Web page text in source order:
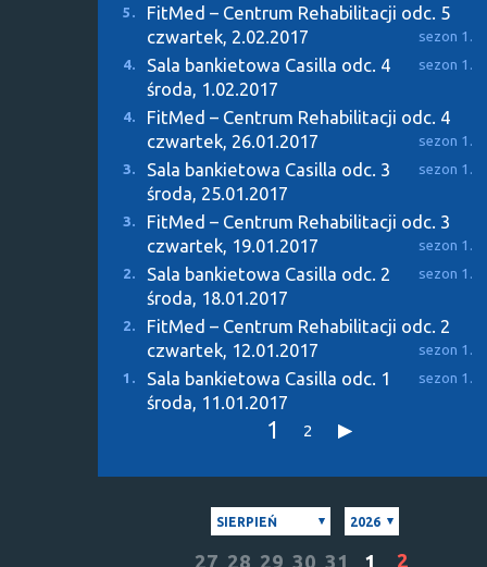
5. FitMed – Centrum Rehabilitacji odc. 5
sezon 1.
czwartek, 2.02.2017
4. Sala bankietowa Casilla odc. 4 sezon 1.
środa, 1.02.2017
4. FitMed – Centrum Rehabilitacji odc. 4
sezon 1.
czwartek, 26.01.2017
3. Sala bankietowa Casilla odc. 3 sezon 1.
środa, 25.01.2017
3. FitMed – Centrum Rehabilitacji odc. 3
sezon 1.
czwartek, 19.01.2017
2. Sala bankietowa Casilla odc. 2 sezon 1.
środa, 18.01.2017
2. FitMed – Centrum Rehabilitacji odc. 2
sezon 1.
czwartek, 12.01.2017
1. Sala bankietowa Casilla odc. 1 sezon 1.
środa, 11.01.2017
1 2
SIERPIEŃ 2026
27 28 29 30 31 1
2